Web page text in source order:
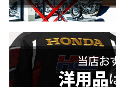
ホンダドリーム 船橋
ホンダドリーム 松戸
ホンダドリーム 蘇我
奈良県
ホンダドリーム 奈良